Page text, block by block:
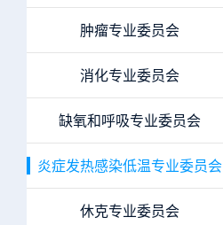
肿瘤专业委员会
消化专业委员会
缺氧和呼吸专业委员会
炎症发热感染低温专业委员会
休克专业委员会